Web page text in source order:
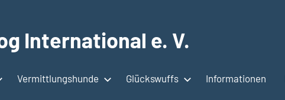
International e. V.
Vermittlungshunde Glückswuffs Informationen